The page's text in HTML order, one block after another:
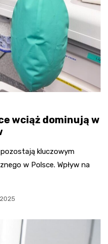
wciąż dominują w
kluczowym
w Polsce. Wpływ na